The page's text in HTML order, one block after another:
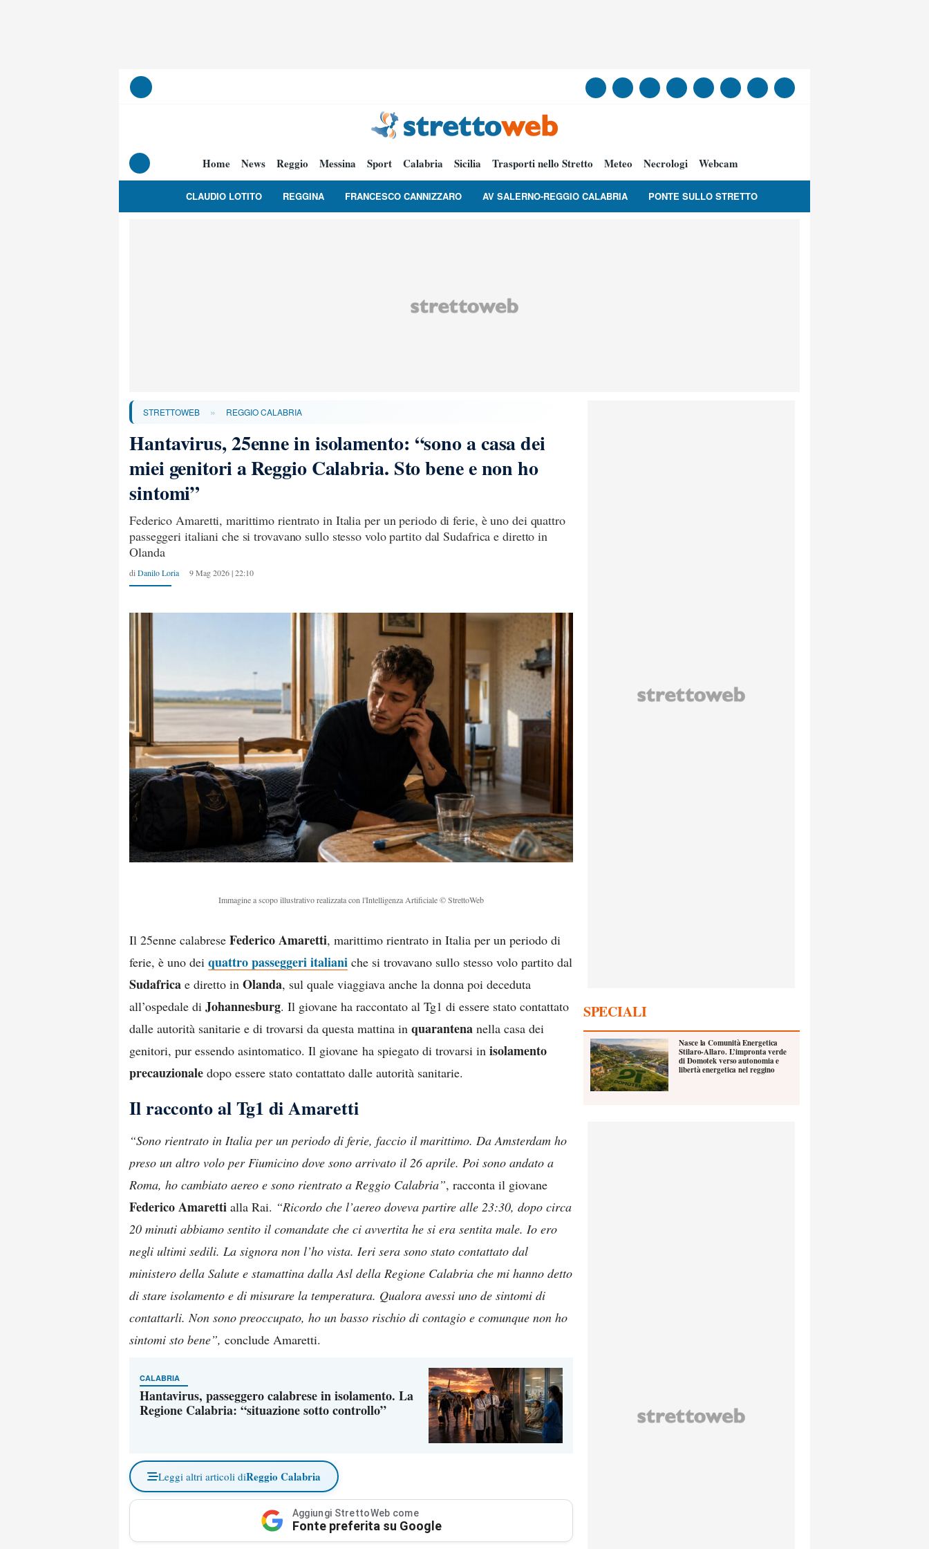
Home News Reggio Messina Sport Calabria Sicilia Trasporti nello Stretto Meteo Necrologi Webcam
CLAUDIO LOTITO REGGINA FRANCESCO CANNIZZARO AV SALERNO-REGGIO CALABRIA PONTE SULLO STRETTO
STRETTOWEB » REGGIO CALABRIA
Hantavirus, 25enne in isolamento: “sono a casa dei
miei genitori a Reggio Calabria. Sto bene e non ho
sintomi”
Federico Amaretti, marittimo rientrato in Italia per un periodo di ferie, è uno dei quattro
passeggeri italiani che si trovavano sullo stesso volo partito dal Sudafrica e diretto in
Olanda
di Danilo Loria 9 Mag 2026 | 22:10
Immagine a scopo illustrativo realizzata con l'Intelligenza Artificiale © StrettoWeb
Il 25enne calabrese Federico Amaretti, marittimo rientrato in Italia per un periodo di
ferie, è uno dei quattro passeggeri italiani che si trovavano sullo stesso volo partito dal
Sudafrica e diretto in Olanda, sul quale viaggiava anche la donna poi deceduta
all’ospedale di Johannesburg. Il giovane ha raccontato al Tg1 di essere stato contattato
dalle autorità sanitarie e di trovarsi da questa mattina in quarantena nella casa dei
genitori, pur essendo asintomatico. Il giovane ha spiegato di trovarsi in isolamento
precauzionale dopo essere stato contattato dalle autorità sanitarie.
Il racconto al Tg1 di Amaretti
“Sono rientrato in Italia per un periodo di ferie, faccio il marittimo. Da Amsterdam ho
preso un altro volo per Fiumicino dove sono arrivato il 26 aprile. Poi sono andato a
Roma, ho cambiato aereo e sono rientrato a Reggio Calabria”, racconta il giovane
Federico Amaretti alla Rai. “Ricordo che l’aereo doveva partire alle 23:30, dopo circa
20 minuti abbiamo sentito il comandate che ci avvertita he si era sentita male. Io ero
negli ultimi sedili. La signora non l’ho vista. Ieri sera sono stato contattato dal
ministero della Salute e stamattina dalla Asl della Regione Calabria che mi hanno detto
di stare isolamento e di misurare la temperatura. Qualora avessi uno de sintomi di
contattarli. Non sono preoccupato, ho un basso rischio di contagio e comunque non ho
sintomi sto bene”, conclude Amaretti.
CALABRIA
Hantavirus, passeggero calabrese in isolamento. La
Regione Calabria: “situazione sotto controllo”
Leggi altri articoli diReggio Calabria
Aggiungi StrettoWeb come
Fonte preferita su Google
SPECIALI
Nasce la Comunità Energetica
Stilaro-Allaro. L’impronta verde
di Domotek verso autonomia e
libertà energetica nel reggino